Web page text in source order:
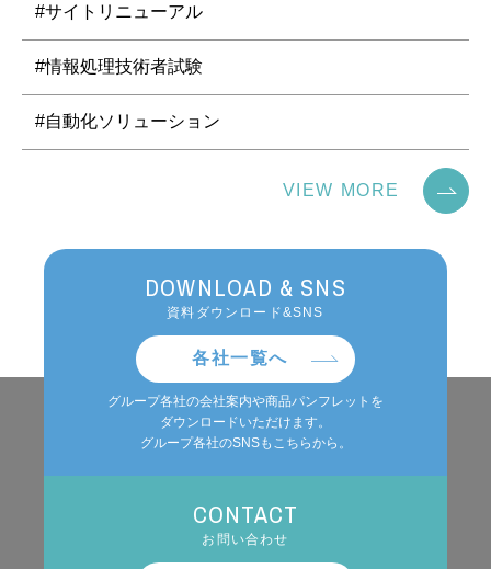
#サイトリニューアル
#情報処理技術者試験
#自動化ソリューション
VIEW MORE
DOWNLOAD & SNS
資料ダウンロード&SNS
各社一覧へ
グループ各社の会社案内や商品パンフレットを
ダウンロードいただけます。
グループ各社のSNSもこちらから。
CONTACT
お問い合わせ